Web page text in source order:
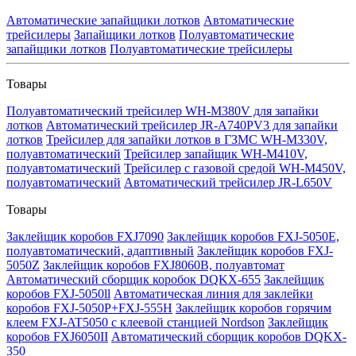
Автоматические запайщики лотков Автоматические
трейсилеры Запайщики лотков Полуавтоматические
запайщики лотков Полуавтоматические трейсилеры
Товары
Полуавтоматический трейсилер WH-M380V для запайки
лотков Автоматический трейсилер JR-A740PV3 для запайки
лотков Трейсилер для запайки лотков в ГЗМС WH-M330V,
полуавтоматический Трейсилер запайщик WH-M410V,
полуавтоматический Трейсилер с газовой средой WH-M450V,
полуавтоматический Автоматический трейсилер JR-L650V
Товары
Заклейщик коробов FXJ7090 Заклейщик коробов FXJ-5050E,
полуавтоматический, адаптивный Заклейщик коробов FXJ-
5050Z Заклейщик коробов FXJ8060B, полуавтомат
Автоматический сборщик коробок DQKX-655 Заклейщик
коробов FXJ-5050ll Автоматическая линия для заклейки
коробов FXJ-5050P+FXJ-555H Заклейщик коробов горячим
клеем FXJ-AT5050 с клеевой станцией Nordson Заклейщик
коробов FXJ6050II Автоматический сборщик коробов DQKX-
350